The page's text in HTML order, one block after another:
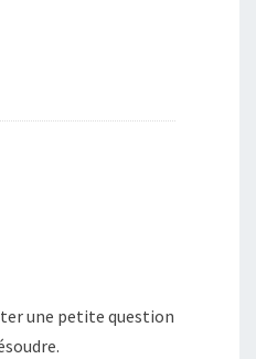
une petite question